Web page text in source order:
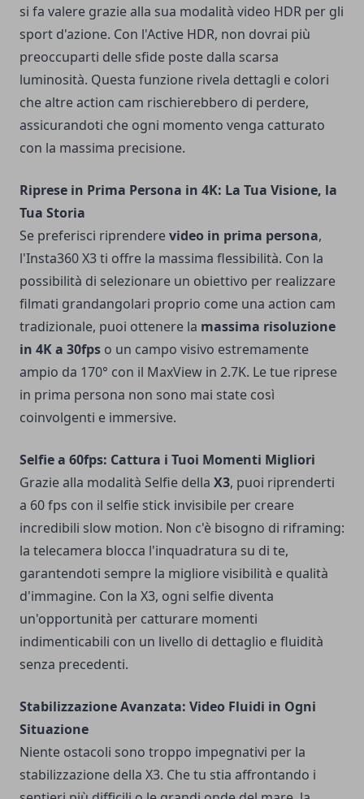
si fa valere grazie alla sua modalità video HDR per gli
sport d'azione. Con l'Active HDR, non dovrai più
preoccuparti delle sfide poste dalla scarsa
luminosità. Questa funzione rivela dettagli e colori
che altre action cam rischierebbero di perdere,
assicurandoti che ogni momento venga catturato
con la massima precisione.
Riprese in Prima Persona in 4K: La Tua Visione, la
Tua Storia
Se preferisci riprenderevideo in prima persona,
l'Insta360 X3 ti offre la massima flessibilità. Con la
possibilità di selezionare un obiettivo per realizzare
filmati grandangolari proprio come una action cam
tradizionale, puoi ottenere la massima risoluzione
in 4K a 30fps o un campo visivo estremamente
ampio da 170° con il MaxView in 2.7K. Le tue riprese
in prima persona non sono mai state così
coinvolgenti e immersive.
Selfie a 60fps: Cattura i Tuoi Momenti Migliori
Grazie alla modalità Selfie della X3, puoi riprenderti
a 60 fps con il selfie stick invisibile per creare
incredibili slow motion. Non c'è bisogno di riframing:
la telecamera blocca l'inquadratura su di te,
garantendoti sempre la migliore visibilità e qualità
d'immagine. Con la X3, ogni selfie diventa
un'opportunità per catturare momenti
indimenticabili con un livello di dettaglio e fluidità
senza precedenti.
Stabilizzazione Avanzata: Video Fluidi in Ogni
Situazione
Niente ostacoli sono troppo impegnativi per la
stabilizzazione della X3. Che tu stia affrontando i